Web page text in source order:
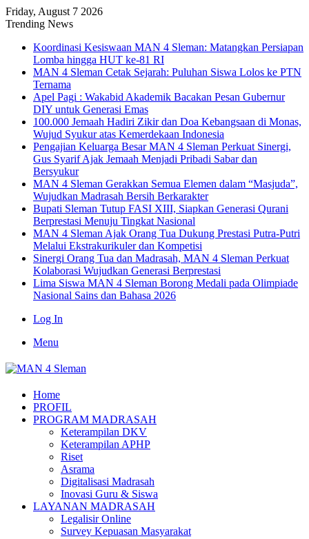
Friday, August 7 2026
Trending News
Koordinasi Kesiswaan MAN 4 Sleman: Matangkan Persiapan
Lomba hingga HUT ke-81 RI
MAN 4 Sleman Cetak Sejarah: Puluhan Siswa Lolos ke PTN
Ternama
Apel Pagi : Wakabid Akademik Bacakan Pesan Gubernur
DIY untuk Generasi Emas
100.000 Jemaah Hadiri Zikir dan Doa Kebangsaan di Monas,
Wujud Syukur atas Kemerdekaan Indonesia
Pengajian Keluarga Besar MAN 4 Sleman Perkuat Sinergi,
Gus Syarif Ajak Jemaah Menjadi Pribadi Sabar dan
Bersyukur
MAN 4 Sleman Gerakkan Semua Elemen dalam “Masjuda”,
Wujudkan Madrasah Bersih Berkarakter
Bupati Sleman Tutup FASI XIII, Siapkan Generasi Qurani
Berprestasi Menuju Tingkat Nasional
MAN 4 Sleman Ajak Orang Tua Dukung Prestasi Putra-Putri
Melalui Ekstrakurikuler dan Kompetisi
Sinergi Orang Tua dan Madrasah, MAN 4 Sleman Perkuat
Kolaborasi Wujudkan Generasi Berprestasi
Lima Siswa MAN 4 Sleman Borong Medali pada Olimpiade
Nasional Sains dan Bahasa 2026
Log In
Menu
Home
PROFIL
PROGRAM MADRASAH
Keterampilan DKV
Keterampilan APHP
Riset
Asrama
Digitalisasi Madrasah
Inovasi Guru & Siswa
LAYANAN MADRASAH
Legalisir Online
Survey Kepuasan Masyarakat